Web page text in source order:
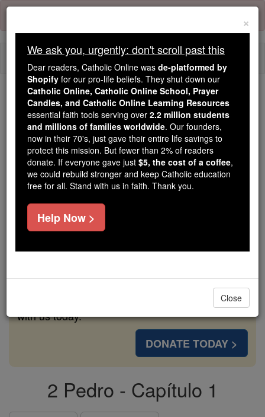
Skip
content
Because of You, 2.2 Million
Students Are Being Formed in the
Faith
Because of generous supporters like you,
Catholic Online School has already delivered
free, faithful Catholic education to over 2.2
million students across 193 countries. In an age
of noise and algorithms, you are helping form
souls with truth, prayer, Scripture, and Christ.
If everyone who reads this gave just $5 — the
families and keep this life-changing formation
free for all. Be Courageous. Be Catholic. Stand
with us today.
DONATE TODAY >
2 Pedro - Capítulo 1
×
We ask you, urgently: don't scroll past this
Dear readers, Catholic Online was de-platformed by
Shopify for our pro-life beliefs. They shut down our
Catholic Online, Catholic Online School, Prayer
Candles, and Catholic Online Learning Resources
essential faith tools serving over 2.2 million students
and millions of families worldwide. Our founders,
now in their 70's, just gave their entire life savings to
protect this mission. But fewer than 2% of readers
donate. If everyone gave just $5, the cost of a coffee,
we could rebuild stronger and keep Catholic education
free for all. Stand with us in faith. Thank you.
Help Now >
Close